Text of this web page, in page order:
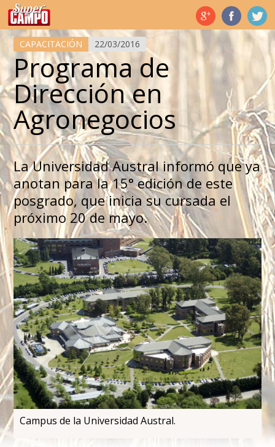
Temas de hoy
CAPACITACIÓN 22/03/2016
Programa de
Dirección en
Agronegocios
La Universidad Austral informó que ya
anotan para la 15° edición de este
posgrado, que inicia su cursada el
próximo 20 de mayo.
Campus de la Universidad Austral.